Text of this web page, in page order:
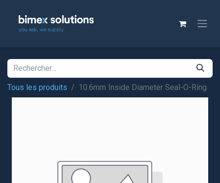
Tous les produits 10.6mm Inside Diameter Seal-O-Ring